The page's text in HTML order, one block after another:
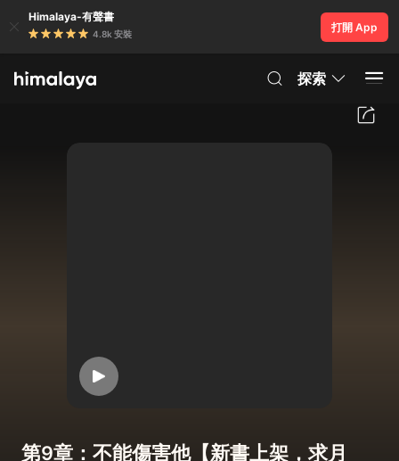
Himalaya-有聲書
4.8k 安裝
打開 App
探索
第9章：不能傷害他【新書上架，求月